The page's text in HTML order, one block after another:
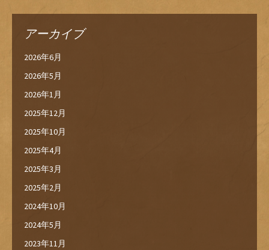
アーカイブ
2026年6月
2026年5月
2026年1月
2025年12月
2025年10月
2025年4月
2025年3月
2025年2月
2024年10月
2024年5月
2023年11月